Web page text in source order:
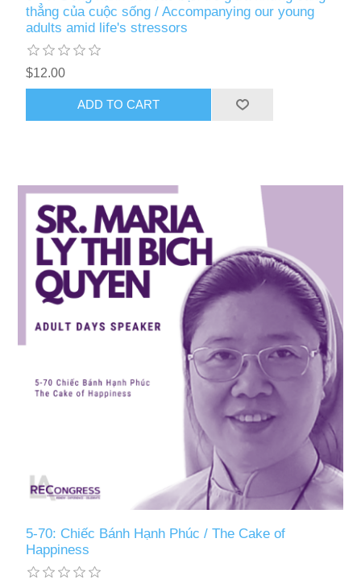
thẳng của cuộc sống / Accompanying our young
adults amid life's stressors
$12.00
ADD TO CART
5-70: Chiếc Bánh Hạnh Phúc / The Cake of
Happiness